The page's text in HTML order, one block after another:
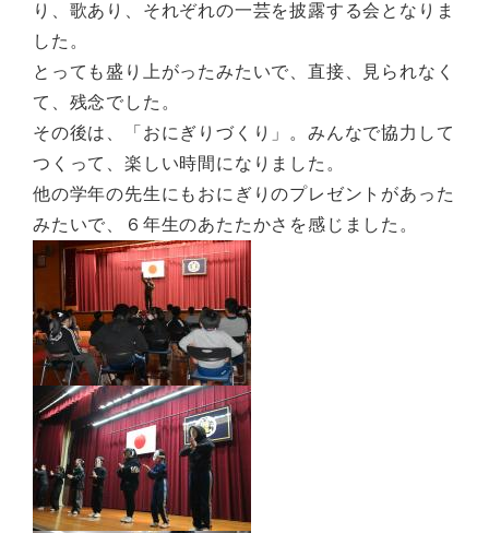
り、歌あり、それぞれの一芸を披露する会となりま
した。
とっても盛り上がったみたいで、直接、見られなく
て、残念でした。
その後は、「おにぎりづくり」。みんなで協力して
つくって、楽しい時間になりました。
他の学年の先生にもおにぎりのプレゼントがあった
みたいで、６年生のあたたかさを感じました。